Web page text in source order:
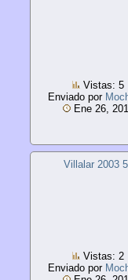
Vistas: 5
Enviado por
Ene 26,
Villalar 2003
Vistas: 2
Enviado por